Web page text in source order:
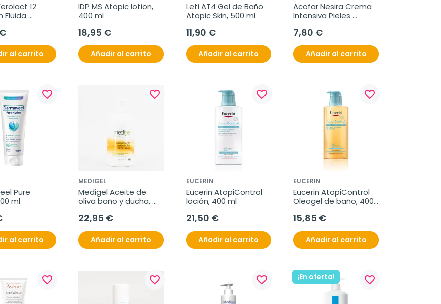
12
Fluida
al carrito
IDP MS Atopic lotion,
400 ml
18,95 €
Añadir al carrito
Leti AT4 Gel de Baño
Atopic Skin, 500 ml
11,90 €
Añadir al carrito
Acofar Nesira Crema
Intensiva Pieles
7,80 €
Añadir al carrito
favorite_border
Pure
ml
al carrito
favorite_border
MEDIGEL
Medigel Aceite de
oliva baño y ducha,
22,95 €
Añadir al carrito
favorite_border
EUCERIN
Eucerin AtopiControl
loción, 400 ml
21,50 €
Añadir al carrito
favorite_border
EUCERIN
Eucerin AtopiControl
Oleogel de baño, 400
15,85 €
Añadir al carrito
favorite_border favorite_border favorite_border ¡En oferta! favorite_border